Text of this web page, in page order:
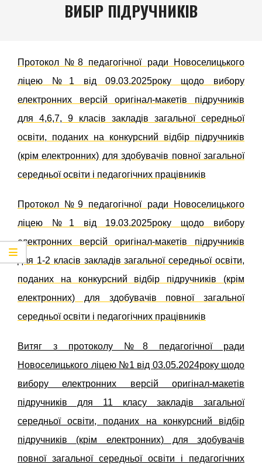
ВИБІР ПІДРУЧНИКІВ
Протокол №8 педагогічної ради Новоселицького
ліцею №1 від 09.03.2025року щодо вибору
електронних версій оригінал-макетів підручників
для 4,6,7, 9 класів закладів загальної середньої
освіти, поданих на конкурсний відбір підручників
(крім електронних) для здобувачів повної загальної
середньої освіти і педагогічних працівників
Протокол №9 педагогічної ради Новоселицького
ліцею №1 від 19.03.2025року щодо вибору
електронних версій оригінал-макетів підручників
для 1-2 класів закладів загальної середньої освіти,
поданих на конкурсний відбір підручників (крім
електронних) для здобувачів повної загальної
середньої освіти і педагогічних працівників
Витяг з протоколу №8 педагогічної ради
Новоселицького ліцею №1 від 03.05.2024року щодо
вибору електронних версій оригінал-макетів
підручників для 11 класу закладів загальної
середньої освіти, поданих на конкурсний відбір
підручників (крім електронних) для здобувачів
повної загальної середньої освіти і педагогічних